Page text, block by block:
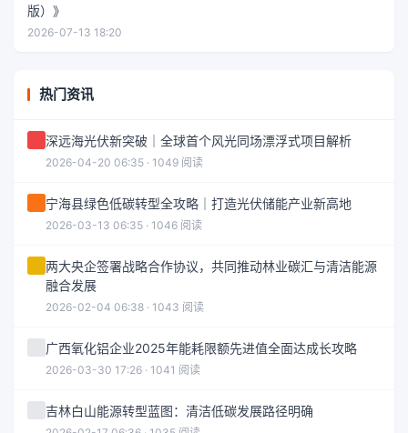
版）》
2026-07-13 18:20
热门资讯
深远海光伏新突破｜全球首个风光同场漂浮式项目解析
2026-04-20 06:35 · 1049 阅读
宁海县绿色低碳转型全攻略｜打造光伏储能产业新高地
2026-03-13 06:35 · 1046 阅读
两大央企签署战略合作协议，共同推动林业碳汇与清洁能源
融合发展
2026-02-04 06:38 · 1043 阅读
广西氧化铝企业2025年能耗限额先进值全面达成长攻略
2026-03-30 17:26 · 1041 阅读
吉林白山能源转型蓝图：清洁低碳发展路径明确